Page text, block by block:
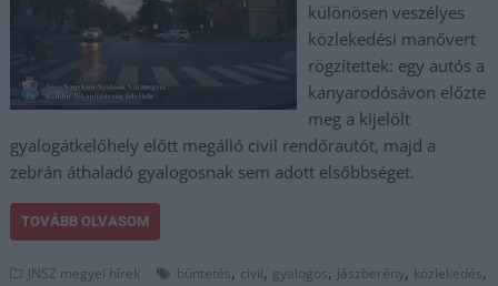
különösen veszélyes
közlekedési manővert
rögzítettek: egy autós a
kanyarodósávon előzte
meg a kijelölt
gyalogátkelőhely előtt megálló civil rendőrautót, majd a
zebrán áthaladó gyalogosnak sem adott elsőbbséget.
TOVÁBB OLVASOM
JNSZ megyei hírek büntetés, civil, gyalogos, Jászberény, közlekedés,